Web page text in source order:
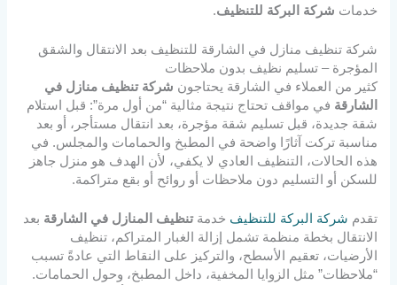
خدمات شركة البركة للتنظيف.
شركة تنظيف منازل في الشارقة للتنظيف بعد الانتقال والشقق
المؤجرة – تسليم نظيف بدون ملاحظات
كثير من العملاء في الشارقة يحتاجون شركة تنظيف منازل في
الشارقة في مواقف تحتاج نتيجة مثالية “من أول مرة”: قبل استلام
شقة جديدة، قبل تسليم شقة مؤجرة، بعد انتقال مستأجر، أو بعد
مناسبة تركت آثارًا واضحة في المطبخ والحمامات والمجلس. في
هذه الحالات، التنظيف العادي لا يكفي، لأن الهدف هو منزل جاهز
للسكن أو التسليم دون ملاحظات أو روائح أو بقع متراكمة.
تقدم شركة البركة للتنظيف خدمةتنظيف المنازل في الشارقة بعد
الانتقال بخطة منظمة تشمل إزالة الغبار المتراكم، تنظيف
الأرضيات، تعقيم الأسطح، والتركيز على النقاط التي عادةً تسبب
“ملاحظات” مثل الزوايا المخفية، داخل المطبخ، وحول الحمامات.